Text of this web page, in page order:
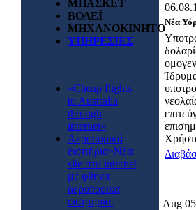
ΜΠΑΣΚΕΤ
ΒΟΛΕΪ
ΜΗΧΑΝΟΚΙΝΗΤΟ
ΥΠΗΡΕΣΙΕΣ
«Cheap flights
to Australia
through
internet»
Αεροπορικά
εισιτήρια»Νέα
site στο internet
με φθηνα
αεροπορικα
εισητηρια.
Νέα
Aug 05